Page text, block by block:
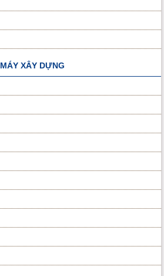
MÁY XÂY DỰNG